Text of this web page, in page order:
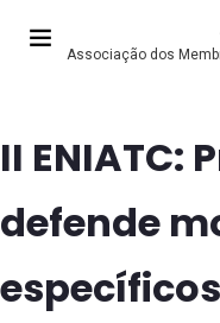
Associação dos
II ENIATC:
defende